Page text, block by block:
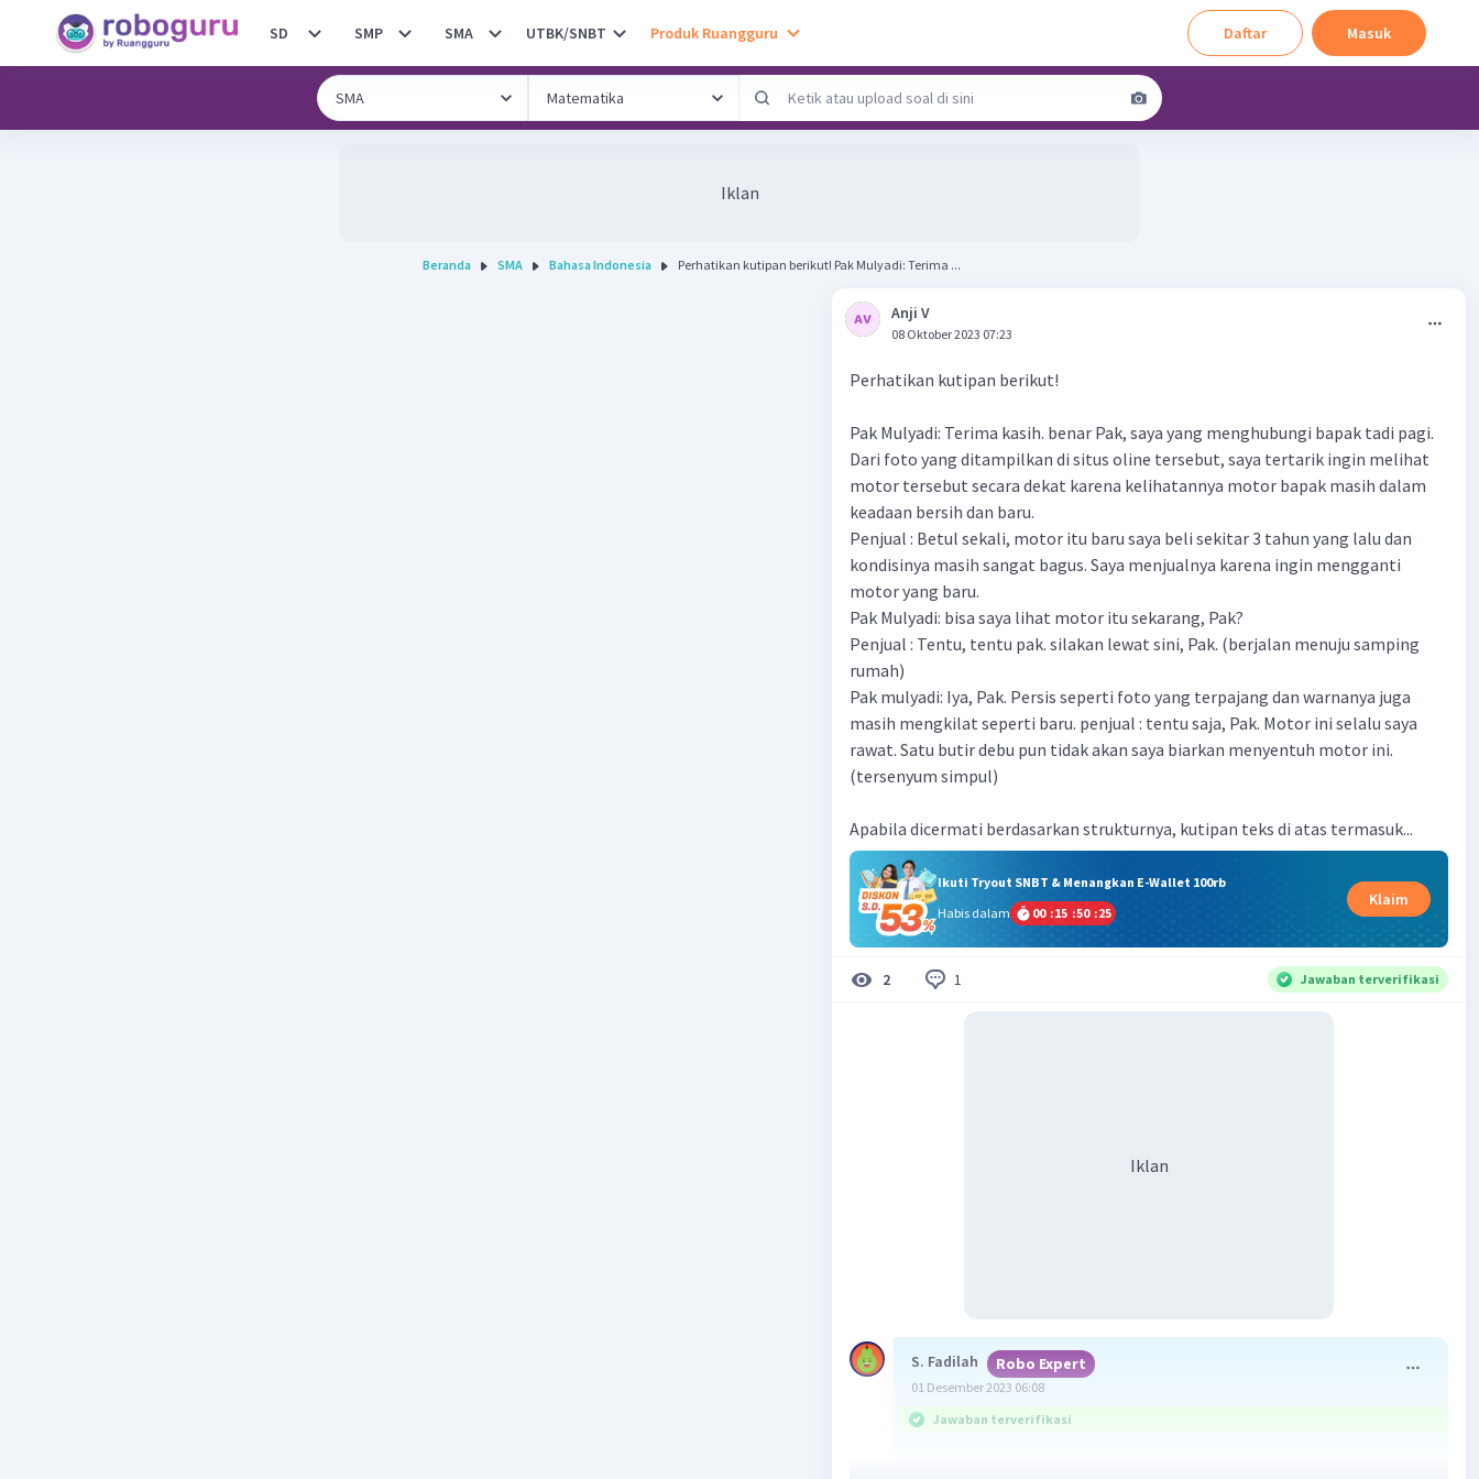
SD SMP SMA UTBK/SNBT Produk Ruangguru Daftar Masuk
Iklan
Beranda SMA Bahasa Indonesia Perhatikan kutipan berikut! Pak Mulyadi: Terima ...
Anji V
08 Oktober 2023 07:23
Perhatikan kutipan berikut!
Pak Mulyadi: Terima kasih. benar Pak, saya yang menghubungi bapak tadi pagi.
Dari foto yang ditampilkan di situs oline tersebut, saya tertarik ingin melihat
motor tersebut secara dekat karena kelihatannya motor bapak masih dalam
keadaan bersih dan baru.
Penjual : Betul sekali, motor itu baru saya beli sekitar 3 tahun yang lalu dan
kondisinya masih sangat bagus. Saya menjualnya karena ingin mengganti
motor yang baru.
Pak Mulyadi: bisa saya lihat motor itu sekarang, Pak?
Penjual : Tentu, tentu pak. silakan lewat sini, Pak. (berjalan menuju samping
rumah)
Pak mulyadi: Iya, Pak. Persis seperti foto yang terpajang dan warnanya juga
masih mengkilat seperti baru. penjual : tentu saja, Pak. Motor ini selalu saya
rawat. Satu butir debu pun tidak akan saya biarkan menyentuh motor ini.
(tersenyum simpul)
Apabila dicermati berdasarkan strukturnya, kutipan teks di atas termasuk...
Ikuti Tryout SNBT & Menangkan E-Wallet 100rb
Habis dalam
00 :15 :50 :25
Klaim
2 1 Jawaban terverifikasi
Iklan
S. Fadilah Robo Expert
01 Desember 2023 06:08
Jawaban terverifikasi